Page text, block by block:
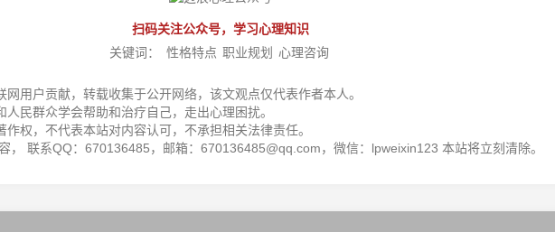
扫码关注公众号，学习心理知识
关键词：
性格特点 职业规划 心理咨询
网用户贡献，转载收集于公开网络，该文观点仅代表作者本人。
民群众学会帮助和治疗自己，走出心理困扰。
权，不代表本站对内容认可，不承担相关法律责任。
， 联系QQ：670136485，邮箱：670136485@qq.com，微信：lpweixin123 本站将立刻清除。